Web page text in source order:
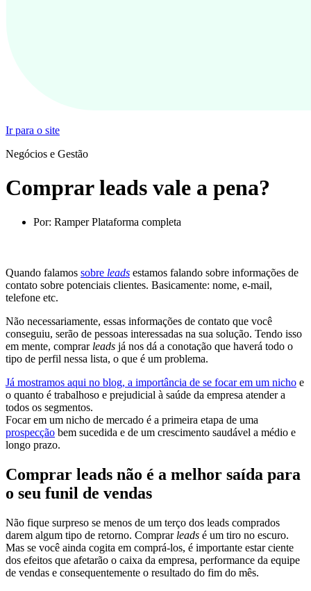
Ir para o site
Negócios e Gestão
Comprar leads vale a pena?
Por: Ramper Plataforma completa
Quando falamos sobre leads estamos falando sobre informações de
contato sobre potenciais clientes. Basicamente: nome, e-mail,
telefone etc.
Não necessariamente, essas informações de contato que você
conseguiu, serão de pessoas interessadas na sua solução. Tendo isso
em mente, comprar leads já nos dá a conotação que haverá todo o
tipo de perfil nessa lista, o que é um problema.
Já mostramos aqui no blog, a importância de se focar em um nicho e
o quanto é trabalhoso e prejudicial à saúde da empresa atender a
todos os segmentos.
Focar em um nicho de mercado é a primeira etapa de uma
prospecção bem sucedida e de um crescimento saudável a médio e
longo prazo.
Comprar leads não é a melhor saída para
o seu funil de vendas
Não fique surpreso se menos de um terço dos leads comprados
darem algum tipo de retorno. Comprar leads é um tiro no escuro.
Mas se você ainda cogita em comprá-los, é importante estar ciente
dos efeitos que afetarão o caixa da empresa, performance da equipe
de vendas e consequentemente o resultado do fim do mês.